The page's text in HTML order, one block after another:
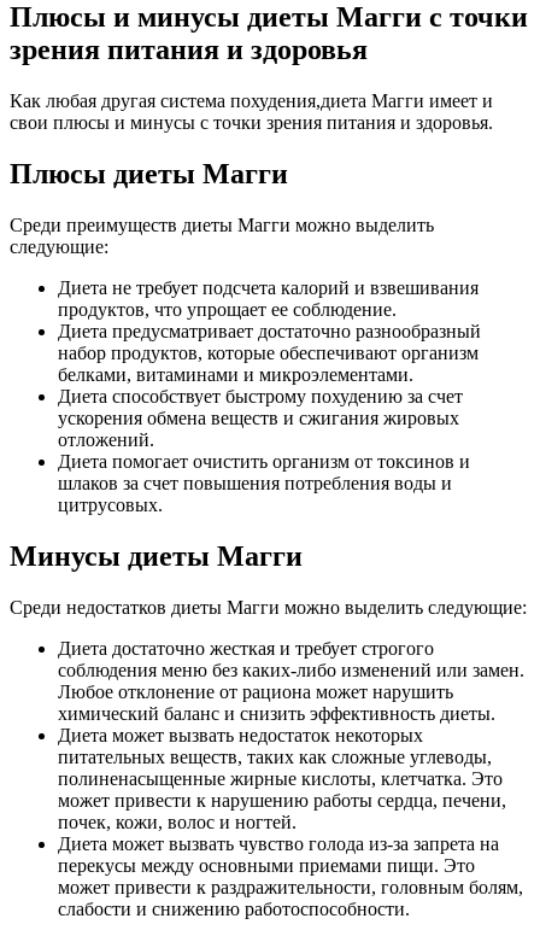
Плюсы и минусы диеты Магги с точки
зрения питания и здоровья
Как любая другая система похудения,диета Магги имеет и
свои плюсы и минусы с точки зрения питания и здоровья.
Плюсы диеты Магги
Среди преимуществ диеты Магги можно выделить
следующие:
Диета не требует подсчета калорий и взвешивания
продуктов, что упрощает ее соблюдение.
Диета предусматривает достаточно разнообразный
набор продуктов, которые обеспечивают организм
белками, витаминами и микроэлементами.
Диета способствует быстрому похудению за счет
ускорения обмена веществ и сжигания жировых
отложений.
Диета помогает очистить организм от токсинов и
шлаков за счет повышения потребления воды и
цитрусовых.
Минусы диеты Магги
Среди недостатков диеты Магги можно выделить следующие:
Диета достаточно жесткая и требует строгого
соблюдения меню без каких-либо изменений или замен.
Любое отклонение от рациона может нарушить
химический баланс и снизить эффективность диеты.
Диета может вызвать недостаток некоторых
питательных веществ, таких как сложные углеводы,
полиненасыщенные жирные кислоты, клетчатка. Это
может привести к нарушению работы сердца, печени,
почек, кожи, волос и ногтей.
Диета может вызвать чувство голода из-за запрета на
перекусы между основными приемами пищи. Это
может привести к раздражительности, головным болям,
слабости и снижению работоспособности.